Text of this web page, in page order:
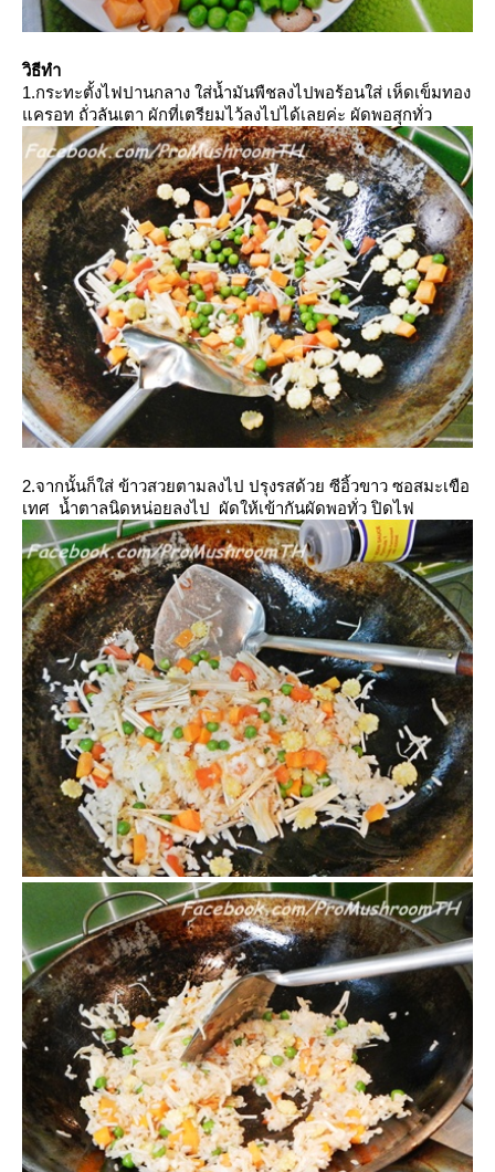
วิธีทำ
1.กระทะตั้งไฟปานกลาง ใส่น้ำมันพืชลงไปพอร้อนใส่ เห็ดเข็มทอง
ครอท ถั่วลันเตา ผักที่เตรียมไว้ลงไปได้เลยค่ะ ผัดพอสุกทั่ว
2.จากนั้นก็ใส่ ข้าวสวยตามลงไป ปรุงรสด้วย ซีอิ้วขาว ซอสมะเขือ
เทศ น้ำตาลนิดหน่อยลงไป ผัดให้เข้ากันผัดพอทั่ว ปิดไฟ